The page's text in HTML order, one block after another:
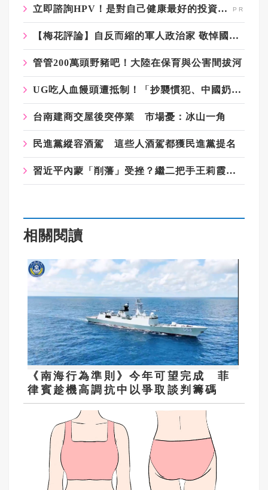
立即諮詢HPV！是對自己健康最好的投資，把握現在不嫌晚！
【梅花評論】自反而縮的軍人政治家 敬悼國軍耆宿許歷農
管管200萬頭野豬吧！大陸在保育與公害間拔河
UG吃人血饅頭遭抵制！「抄襲慣犯、中國奶精、老闆拔扈」黑歷史被挖出
台南建商交屋後突停業 市場憂：冰山一角
民進黨縱容酒駕 這些人酒駕都獲民進黨提名
習近平內蒙「削藩」受挫？繼二把手王莉霞下台 一把手孫紹騁也被查
相關閱讀
《南海行為準則》今年可望完成 菲
律賓趁機高調抗中以爭取談判籌碼